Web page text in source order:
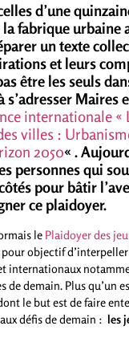
d’une
fabrique urbaine
un texte
et leurs
être les seuls
s’adresser Maires
internationale «
villes :
2050« .
personnes qui
pour bâtir
ce plaidoyer.
le Plaidoyer des
pour objectif
internationaux
de demain. Plusqu’un
le but est de faire
défis de demain : les